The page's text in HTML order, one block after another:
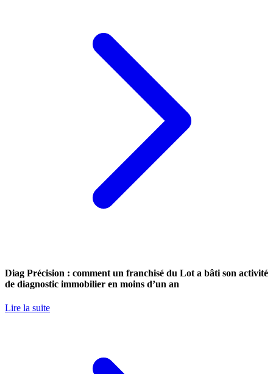
Diag Précision : comment un franchisé du Lot a bâti son activité
de diagnostic immobilier en moins d’un an
Lire la suite